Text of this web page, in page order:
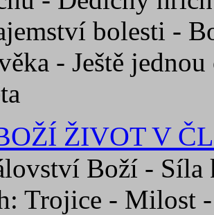
bolesti -
- Ještě
ŽIVOT V
Boží - Síla
Trojice - Milost -